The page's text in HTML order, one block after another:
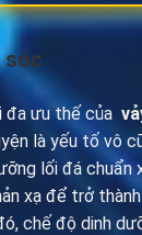
sóc
ưu thế của
là yếu tố vô
lối đá chuẩn
xạ để trở
chế độ dinh